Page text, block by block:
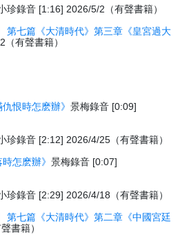
珍錄音 [1:16] 2026/5/2（有聲書籍）
第七篇《大清時代》第三章《皇宮過大
有聲書籍）
仇恨時怎麽辦》景梅錄音 [0:09]
珍錄音 [2:12] 2026/4/25（有聲書籍）
時怎麽辦》景梅錄音 [0:07]
珍錄音 [2:29] 2026/4/18（有聲書籍）
第七篇《大清時代》第二章《中國宮廷
書籍）